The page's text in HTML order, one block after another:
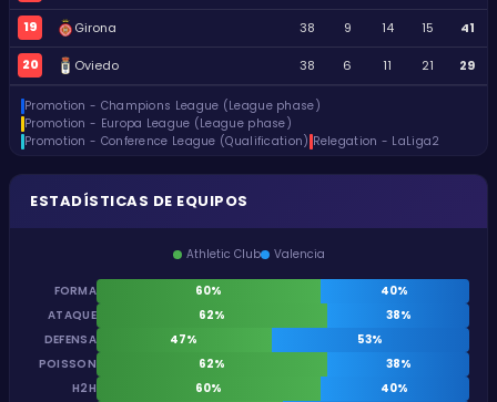
19 Girona 38 9 14 15 41
20 Oviedo 38 6 11 21 29
Promotion - Champions League (League phase)
Promotion - Europa League (League phase)
Promotion - Conference League (Qualification) Relegation - LaLiga2
ESTADÍSTICAS DE EQUIPOS
Athletic Club Valencia
FORMA 60%
40%
ATAQUE
62%
38%
DEFENSA
47%
53%
POISSON
62%
38%
H2H
60%
40%